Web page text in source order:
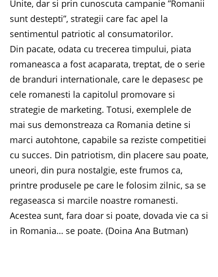
Unite, dar si prin cunoscuta campanie ”Romanii
sunt destepti”, strategii care fac apel la
sentimentul patriotic al consumatorilor.
Din pacate, odata cu trecerea timpului, piata
romaneasca a fost acaparata, treptat, de o serie
de branduri internationale, care le depasesc pe
cele romanesti la capitolul promovare si
strategie de marketing. Totusi, exemplele de
mai sus demonstreaza ca Romania detine si
marci autohtone, capabile sa reziste competitiei
cu succes. Din patriotism, din placere sau poate,
uneori, din pura nostalgie, este frumos ca,
printre produsele pe care le folosim zilnic, sa se
regaseasca si marcile noastre romanesti.
Acestea sunt, fara doar si poate, dovada vie ca si
in Romania… se poate. (Doina Ana Butman)